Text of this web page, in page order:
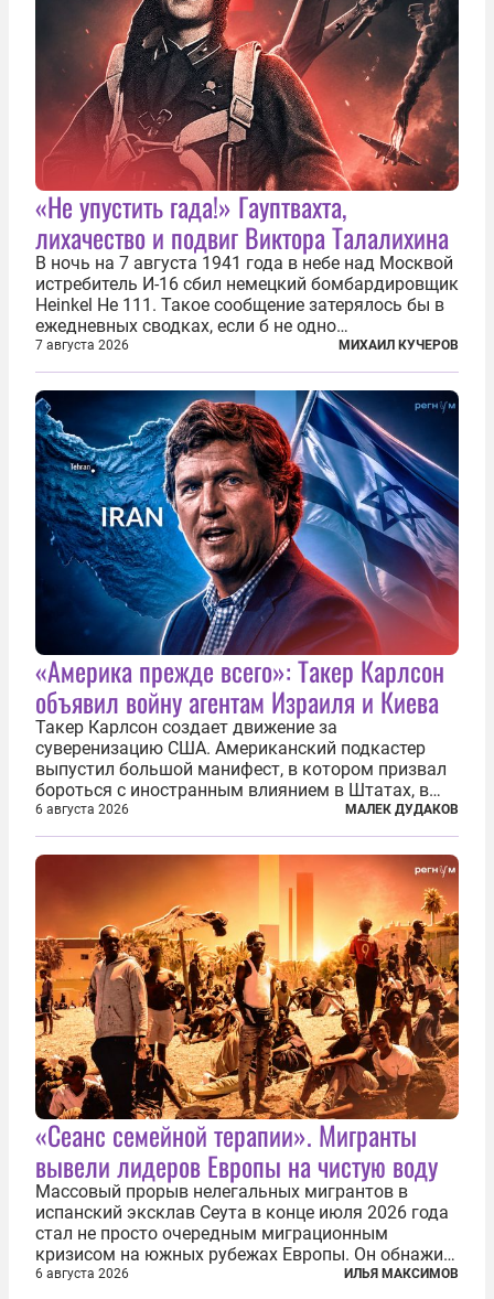
«Не упустить гада!» Гауптвахта,
лихачество и подвиг Виктора Талалихина
В ночь на 7 августа 1941 года в небе над Москвой
истребитель И-16 сбил немецкий бомбардировщик
Heinkel He 111. Такое сообщение затерялось бы в
ежедневных сводках, если б не одно
обстоятельство. Это был один из первых в
истории отечественной авиации ночных таранов.
У пилота — младшего лейтенанта...
7 августа 2026 МИХАИЛ КУЧЕРОВ
«Америка прежде всего»: Такер Карлсон
объявил войну агентам Израиля и Киева
Такер Карлсон создает движение за
суверенизацию США. Американский подкастер
выпустил большой манифест, в котором призвал
бороться с иностранным влиянием в Штатах, в
первую очередь имея в виду Израиль. А также
прекратить заморские войны, выплатить
репарации Ирану, остановить прием мигрантов...
6 августа 2026 МАЛЕК ДУДАКОВ
«Сеанс семейной терапии». Мигранты
вывели лидеров Европы на чистую воду
Массовый прорыв нелегальных мигрантов в
испанский эксклав Сеута в конце июля 2026 года
стал не просто очередным миграционным
кризисом на южных рубежах Европы. Он обнажил
фундаментальный раскол внутри Евросоюза,
6 августа 2026 ИЛЬЯ МАКСИМОВ